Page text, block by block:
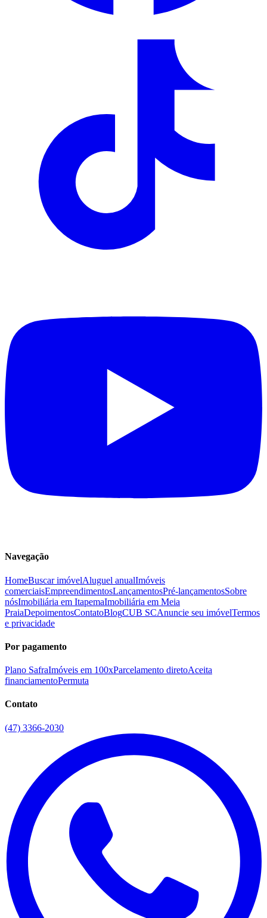
Navegação
HomeBuscar imóvelAluguel anualImóveis
comerciaisEmpreendimentosLançamentosPré-lançamentosSobre
nósImobiliária em ItapemaImobiliária em Meia
PraiaDepoimentosContatoBlogCUB SCAnuncie seu imóvelTermos
e privacidade
Por pagamento
Plano SafraImóveis em 100xParcelamento diretoAceita
financiamentoPermuta
Contato
(47) 3366-2030